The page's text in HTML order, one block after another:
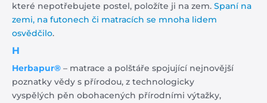
které nepotřebujete postel, položíte ji na zem. Spaní na
zemi, na futonech či matracích se mnoha lidem
osvědčilo.
H
Herbapur® – matrace a polštáře spojující nejnovější
poznatky vědy s přírodou, z technologicky
vyspělých pěn obohacených přírodními výtažky,